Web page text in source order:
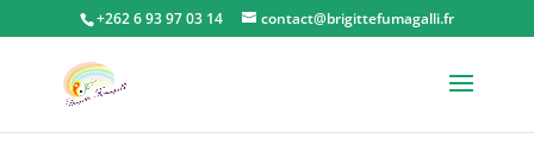
+262 6 93 97 03 14 contact@brigittefumagalli.fr